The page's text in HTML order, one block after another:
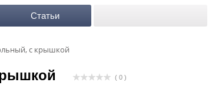
Статьи
с крышкой
( 0 )